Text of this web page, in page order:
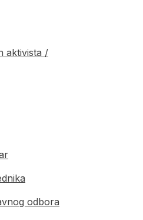
aktivista /
odbora